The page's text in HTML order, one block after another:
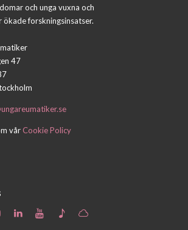
och unga vuxna och
ökade forskningsinsatser.
47
vårCookie Policy